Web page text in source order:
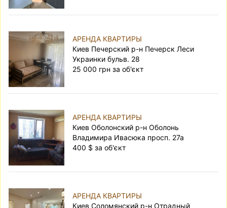
АРЕНДА КВАРТИРЫ
Киев Печерский р-н Печерск Леси
Украинки бульв. 28
25 000 грн за об'єкт
АРЕНДА КВАРТИРЫ
Киев Оболонский р-н Оболонь
Владимира Ивасюка просп. 27а
400 $ за об'єкт
АРЕНДА КВАРТИРЫ
Киев Соломянский р-н Отрадный